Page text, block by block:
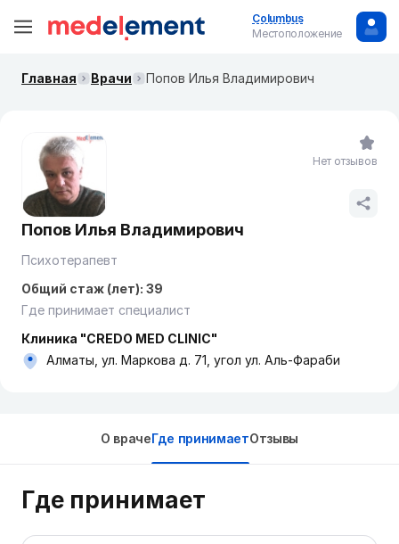
Columbus
Местоположение
Главная Врачи Попов Илья Владимирович
Попов Илья Владимирович
Психотерапевт
Общий стаж (лет): 39
Где принимает специалист
Клиника "CREDO MED CLINIC"
Алматы, ул. Маркова д. 71, угол ул. Аль-Фараби
Нет отзывов
О врачеГде принимаетОтзывы
Где принимает